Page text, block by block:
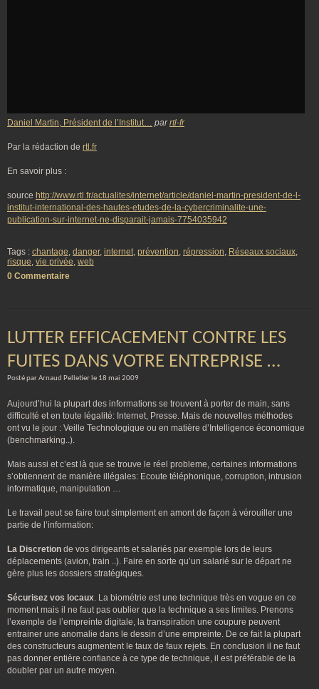
Daniel Martin, Président de l’Institut… parrtl-fr
Par la rédaction de rtl.fr
En savoir plus :
source http://www.rtl.fr/actualites/internet/article/daniel-martin-president-de-l-
institut-international-des-hautes-etudes-de-la-cybercriminalite-une-
publication-sur-internet-ne-disparait-jamais-7754035942
Tags : chantage, danger, internet, prévention, répression, Réseaux sociaux,
risque, vie privée, web
0 Commentaire
LUTTER EFFICACEMENT CONTRE LES
FUITES DANS VOTRE ENTREPRISE …
Posté par Arnaud Pelletier le 18 mai 2009
Aujourd’hui la plupart des informations se trouvent à porter de main, sans
difficulté et en toute légalité: Internet, Presse. Mais de nouvelles méthodes
ont vu le jour : Veille Technologique ou en matière d’Intelligence économique
(benchmarking..).
Mais aussi et c’est là que se trouve le réel probleme, certaines informations
s’obtiennent de manière illégales: Ecoute téléphonique, corruption, intrusion
informatique, manipulation …
Le travail peut se faire tout simplement en amont de façon à vérouiller une
partie de l’information:
La Discretion de vos dirigeants et salariés par exemple lors de leurs
déplacements (avion, train ..). Faire en sorte qu’un salarié sur le départ ne
gère plus les dossiers stratégiques.
Sécurisez vos locaux. La biométrie est une technique très en vogue en ce
moment mais il ne faut pas oublier que la technique a ses limites. Prenons
l’exemple de l’empreinte digitale, la transpiration une coupure peuvent
entrainer une anomalie dans le dessin d’une empreinte. De ce fait la plupart
des constructeurs augmentent le taux de faux rejets. En conclusion il ne faut
pas donner entière confiance à ce type de technique, il est préférable de la
doubler par un autre moyen.